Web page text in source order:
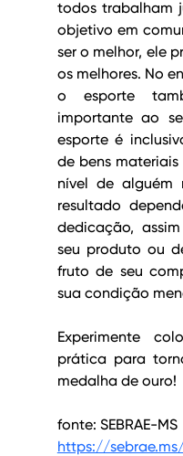
todos trabalham
objetivo em
ser o melhor, ele
os melhores. No
o esporte
importante ao
esporte é
de bens
nível de alguém
resultado
dedicação,
seu produto ou
fruto de seu
sua condição
Experimente
prática para
medalha de ouro!
fonte: SEBRAE-MS
https://